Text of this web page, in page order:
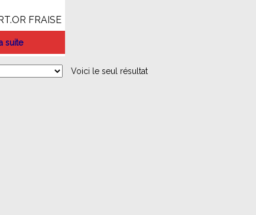
FRAISE
suite
Voici le seul résultat